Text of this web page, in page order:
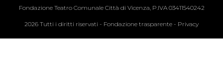
Fondazione Teatro Comunale Città di Vicenza, P.IVA 03411540242
2026 Tutti i diritti riservati - Fondazione trasparente - Privacy